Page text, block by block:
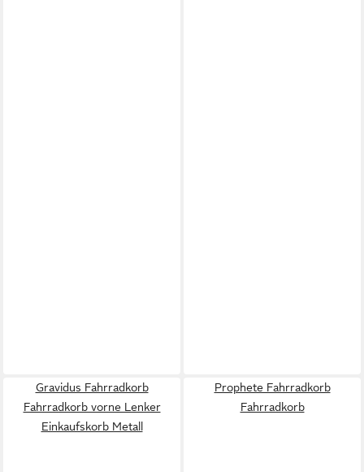
Gravidus Fahrradkorb
Fahrradkorb vorne Lenker
Einkaufskorb Metall
Prophete Fahrradkorb
Fahrradkorb